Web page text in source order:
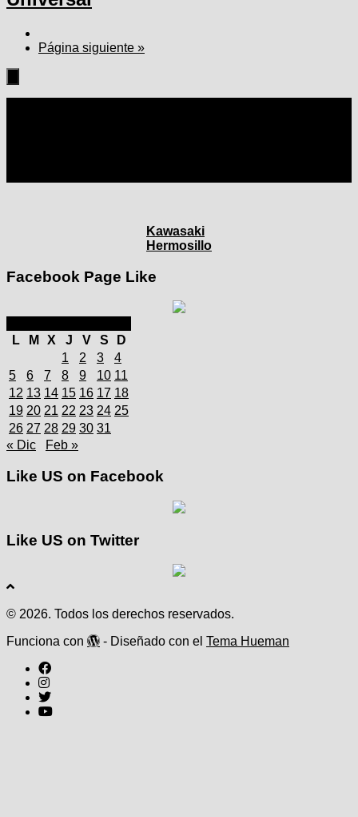
Página siguiente »
Kawasaki
Hermosillo
Facebook Page Like
L
M X J V S
D
1
2 3
4
5
6 7 8 9 10 11
12 13 14 15 16 17 18
19 20 21 22 23 24 25
26 27 28 29 30 31
« Dic
Feb »
Like US on Facebook
Like US on Twitter
© 2026. Todos los derechos reservados.
Funciona con
- Diseñado con el Tema Hueman